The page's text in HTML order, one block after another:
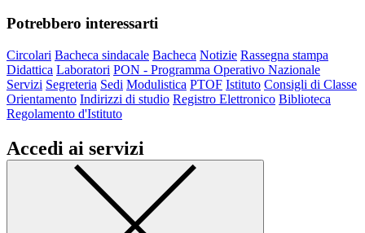
Potrebbero interessarti
Circolari Bacheca sindacale Bacheca Notizie Rassegna stampa
Didattica Laboratori PON - Programma Operativo Nazionale
Servizi Segreteria Sedi Modulistica PTOF Istituto Consigli di Classe
Orientamento Indirizzi di studio Registro Elettronico Biblioteca
Regolamento d'Istituto
Accedi ai servizi